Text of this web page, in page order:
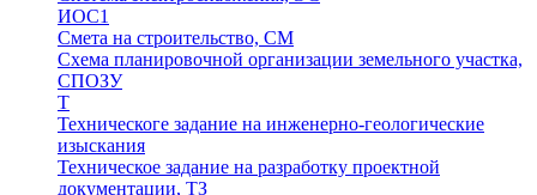
ИОС1
Смета на строительство, СМ
Схема планировочной организации земельного участка,
СПОЗУ
Т
Техническоге задание на инженерно-геологические
изыскания
Техническое задание на разработку проектной
документации, ТЗ